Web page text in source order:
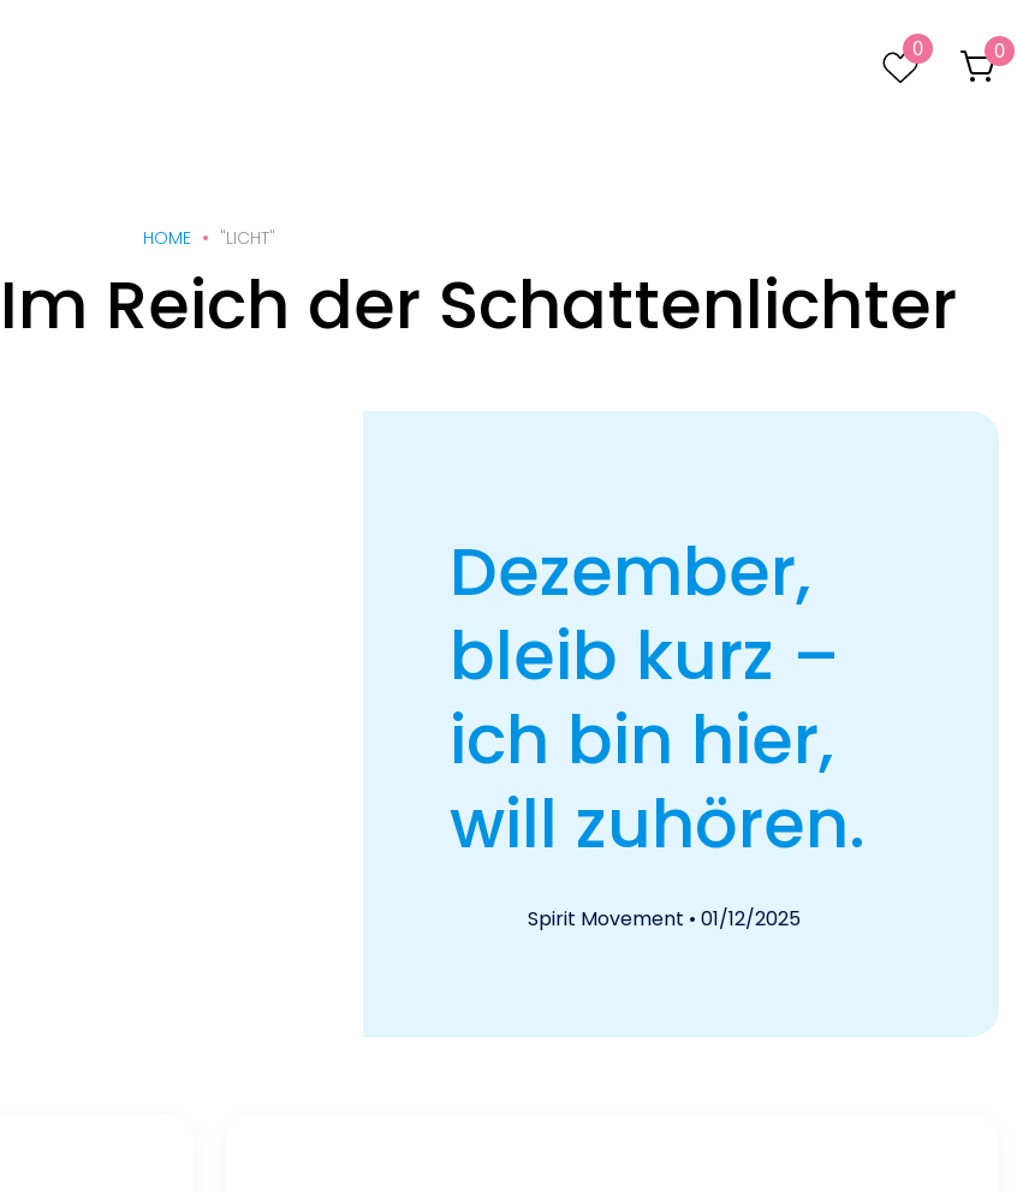
0 0
HOME "LICHT"
Reich der Schattenlichter
Spirit Movement • 01/12/2025
Dezember,
bleib kurz –
ich bin hier,
will zuhören.